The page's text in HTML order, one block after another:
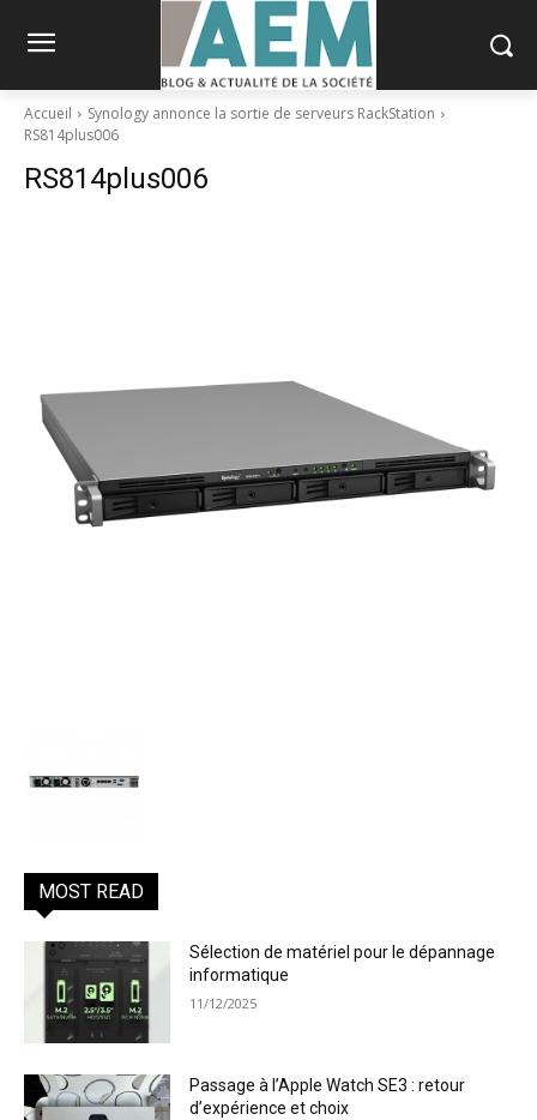
Accueil
Synology annonce la sortie de serveurs RackStation
RS814plus006
RS814plus006
MOST READ
Sélection de matériel pour le dépannage
informatique
11/12/2025
Passage à l’Apple Watch SE3 : retour
d’expérience et choix